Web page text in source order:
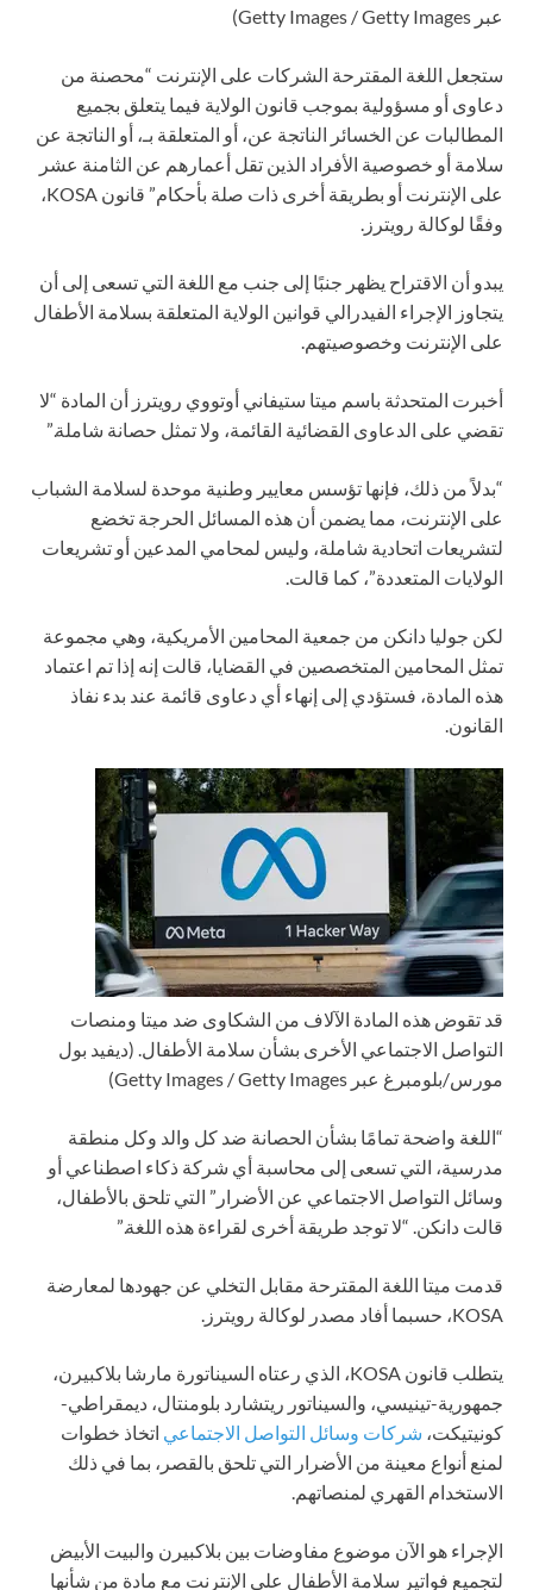
عبر Getty Images / Getty Images)
ستجعل اللغة المقترحة الشركات على الإنترنت “محصنة من
دعاوى أو مسؤولية بموجب قانون الولاية فيما يتعلق بجميع
المطالبات عن الخسائر الناتجة عن، أو المتعلقة بـ، أو الناتجة عن
سلامة أو خصوصية الأفراد الذين تقل أعمارهم عن الثامنة عشر
على الإنترنت أو بطريقة أخرى ذات صلة بأحكام” قانون KOSA،
وفقًا لوكالة رويترز.
يبدو أن الاقتراح يظهر جنبًا إلى جنب مع اللغة التي تسعى إلى أن
يتجاوز الإجراء الفيدرالي قوانين الولاية المتعلقة بسلامة الأطفال
على الإنترنت وخصوصيتهم.
أخبرت المتحدثة باسم ميتا ستيفاني أوتووي رويترز أن المادة “لا
تقضي على الدعاوى القضائية القائمة، ولا تمثل حصانة شاملة.”
“بدلاً من ذلك، فإنها تؤسس معايير وطنية موحدة لسلامة الشباب
على الإنترنت، مما يضمن أن هذه المسائل الحرجة تخضع
لتشريعات اتحادية شاملة، وليس لمحامي المدعين أو تشريعات
الولايات المتعددة”، كما قالت.
لكن جوليا دانكن من جمعية المحامين الأمريكية، وهي مجموعة
تمثل المحامين المتخصصين في القضايا، قالت إنه إذا تم اعتماد
هذه المادة، فستؤدي إلى إنهاء أي دعاوى قائمة عند بدء نفاذ
القانون.
قد تقوض هذه المادة الآلاف من الشكاوى ضد ميتا ومنصات
التواصل الاجتماعي الأخرى بشأن سلامة الأطفال. (ديفيد بول
مورس/بلومبرغ عبر Getty Images / Getty Images)
“اللغة واضحة تمامًا بشأن الحصانة ضد كل والد وكل منطقة
مدرسية، التي تسعى إلى محاسبة أي شركة ذكاء اصطناعي أو
وسائل التواصل الاجتماعي عن الأضرار” التي تلحق بالأطفال،
قالت دانكن. “لا توجد طريقة أخرى لقراءة هذه اللغة.”
قدمت ميتا اللغة المقترحة مقابل التخلي عن جهودها لمعارضة
KOSA، حسبما أفاد مصدر لوكالة رويترز.
يتطلب قانون KOSA، الذي رعتاه السيناتورة مارشا بلاكبيرن،
جمهورية-تينيسي، والسيناتور ريتشارد بلومنتال، ديمقراطي-
كونيتيكت، شركات وسائل التواصل الاجتماعي اتخاذ خطوات
لمنع أنواع معينة من الأضرار التي تلحق بالقصر، بما في ذلك
الاستخدام القهري لمنصاتهم.
الإجراء هو الآن موضوع مفاوضات بين بلاكبيرن والبيت الأبيض
لتجميع فواتير سلامة الأطفال على الإنترنت مع مادة من شأنها